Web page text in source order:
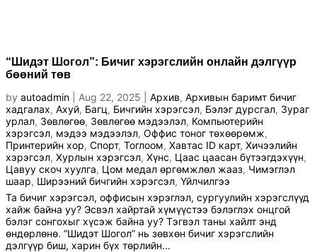
“Шидэт Шогол”: Бичиг хэрэгслийн онлайн дэлгүүр
бөөний төв
by autoadmin Aug 22, 2025 Архив, Архивын баримт бичиг
хадгалах, Ахуй, Багц, Бичгийн хэрэгсэл, Бэлэг дурсгал, Зураг
урлал, Зөвлөгөө, Зөвлөгөө мэдээлэл, Компьютерийн
хэрэгсэл, мэдээ мэдээлэл, Оффис тоног төхөөрөмж,
Принтерийн хор, Спорт, Тоглоом, Хавтас ID карт, Хичээлийн
хэрэгсэл, Хурлын хэрэгсэл, Хүнс, Цаас цаасан бүтээгдэхүүн,
Цавуу скоч хуулга, Цом медал өргөмжлөл жааз, Чимэглэл
шаар, Ширээний бичгийн хэрэгсэл, Үйлчилгээ
Та бичиг хэрэгсэл, оффисын хэрэглэл, сургуулийн хэрэгслүүд
хайж байна уу? Эсвэл хайртай хүмүүстээ бэлэглэх онцгой
бэлэг сонгохыг хүсэж байна уу? Тэгвэл таны хайлт энд
өндөрлөнө. “Шидэт Шогол” нь зөвхөн бичиг хэрэгслийн
дэлгүүр биш, харин бүх төрлийн...